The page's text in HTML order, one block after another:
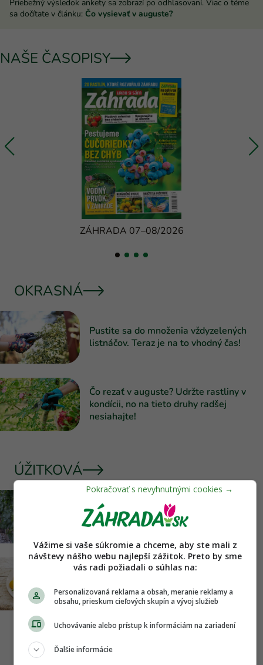
Priebežný výsledok ankety sa zobrazí po odhlasovaní. Viac o téme
sa dočítate v článku: Čo vysievať v auguste?
NAŠE ČASOPISY
ZÁHRADA 07–08/2026
OKRASNÁ
Pustite sa do množenia vždyzelených
listnáčov. Teraz je na to vhodný čas!
Čo rezať v auguste? Udržte rastliny v
kondícii, no na tieto druhy radšej
nesiahajte!
ÚŽITKOVÁ
Zlaté žltnutie viniča sa šíri
Slovenskom. Čo si treba všímať a čo
musí urobiť aj bežný záhradkár?
Aj vy im hovoríte mirabelky? Hoci sa
prospešných látok
IZBOVKY
Vážime si vaše súkromie a chceme, aby ste mali z
návštevy nášho webu najlepší zážitok. Preto by sme
vás radi požiadali o súhlas na:
Personalizovaná reklama a obsah, meranie reklamy a
obsahu, prieskum cieľových skupín a vývoj služieb
Uchovávanie alebo prístup k informáciám na zariadení
Ďalšie informácie